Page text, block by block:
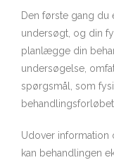
Den første gang
undersøgt, og din
planlægge din
undersøgelse,
spørgsmål, som
behandlingsforløbet.
Udover information
kan behandlingen